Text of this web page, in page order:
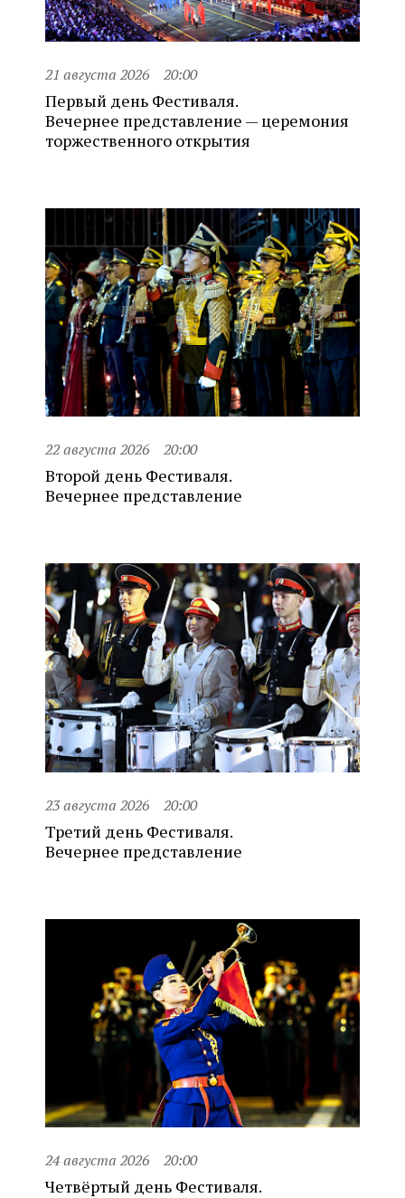
21 августа 2026 20:00
Первый день Фестиваля.
Вечернее представление — церемония
торжественного открытия
22 августа 2026 20:00
Второй день Фестиваля.
Вечернее представление
23 августа 2026 20:00
Третий день Фестиваля.
Вечернее представление
24 августа 2026 20:00
Четвёртый день Фестиваля.